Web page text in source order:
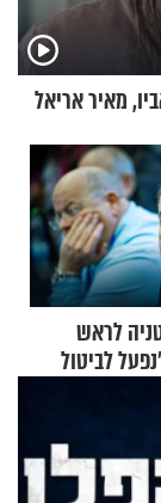
מאיר אריאל
לראש
לביטול